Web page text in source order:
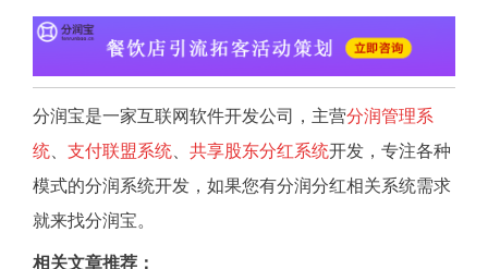
分润宝是一家互联网软件开发公司，主营分润管理系
统
支付联盟系统 共享股东分红系统开发，专注各种
模式的分润系统开发，如果您有分润分红相关系统需求
就来找分润宝。
相关文章推荐：